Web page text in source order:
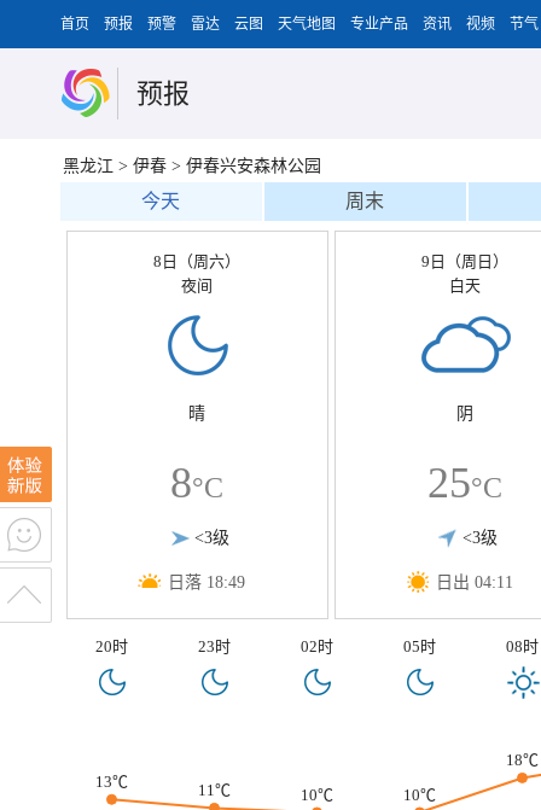
首页 预报 预警 雷达 云图 天气地图 专业产品 资讯 视频 节气
预报
黑龙江 > 伊春 > 伊春兴安森林公园
今天 周末
8日（周六）
夜间
晴
8°C
<3级
日落 18:49
9日（周日）
白天
阴
25°C
<3级
日出 04:11
20时 23时 02时 05时 08时
13℃ 11℃ 10℃ 10℃
18℃